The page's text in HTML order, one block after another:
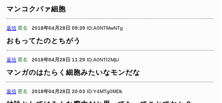
マンコクパァ細胞
返信 匿名 2018年04月28日 09:39 ID:A0NTMwNTg
おもってたのとちがう
返信 匿名 2018年04月28日 11:29 ID:A0NTI2MjU
マンガのはたらく細胞みたいなモンだな
返信 匿名 2018年04月28日 20:03 ID:Y4MTg0MDk